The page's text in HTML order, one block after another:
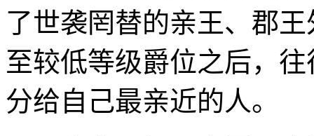
了世袭罔替的亲王、郡
至较低等级爵位之后，
分给自己最亲近的人。